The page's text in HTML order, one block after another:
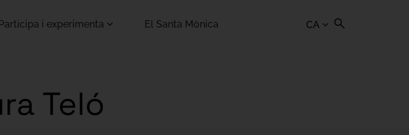
CA
i experimenta El Santa Mònica
Teló